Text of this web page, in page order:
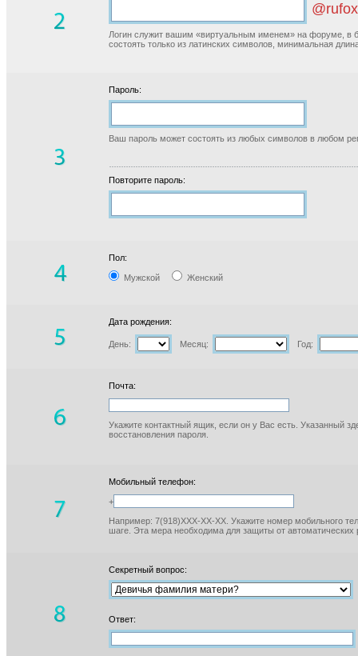
Логин служит вашим «виртуальным именем» на форуме, в
состоять только из латинских символов, минимальная
Пароль:
Ваш пароль может состоять из любых символов в любом
Повторите пароль:
Пол:
Мужской Женский
Дата рождения:
День: Месяц: Год:
Почта:
Укажите контактный ящик, если он у Вас есть. Указанный
восстановления пароля.
Мобильный телефон:
+
Например: 7(918)XXX-XX-XX. Укажите номер мобильного
шаге. Эта мера необходима для защиты от автоматических
Секретный вопрос:
Ответ: